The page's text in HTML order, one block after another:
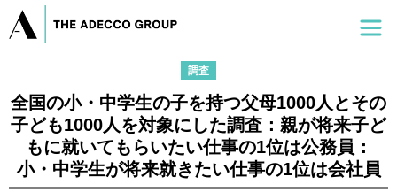
調査
全国の小・中学生の子を持つ父母1000人とその
子ども1000人を対象にした調査：親が将来子ど
もに就いてもらいたい仕事の1位は公務員：
小・中学生が将来就きたい仕事の1位は会社員